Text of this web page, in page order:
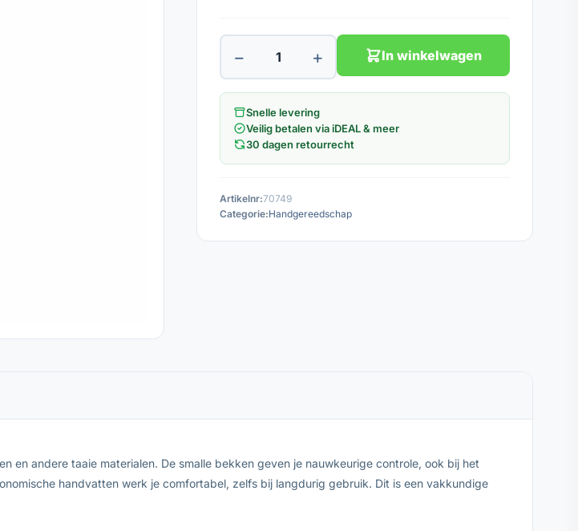
− + In winkelwagen
Snelle levering
Veilig betalen via iDEAL & meer
30 dagen retourrecht
Artikelnr:70749
Categorie:Handgereedschap
en andere taaie materialen. De smalle bekken geven je nauwkeurige controle, ook bij het
handvatten werk je comfortabel, zelfs bij langdurig gebruik. Dit is een vakkundige